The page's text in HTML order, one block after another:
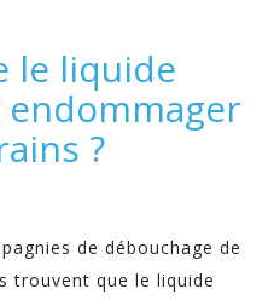
le liquide
?
de débouchage de
trouvent que le liquide